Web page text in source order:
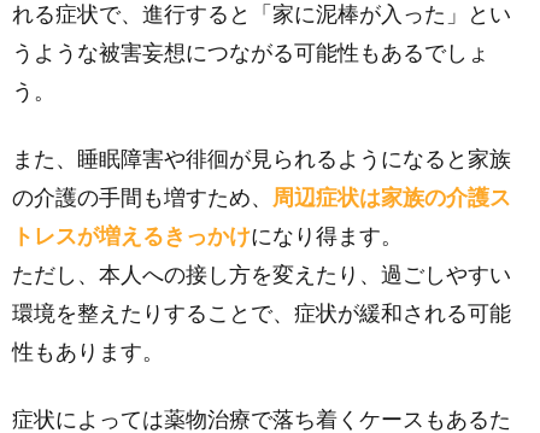
れる症状で、進行すると「家に泥棒が入った」とい
うような被害妄想につながる可能性もあるでしょ
う。
また、睡眠障害や徘徊が見られるようになると家族
の介護の手間も増すため、 周辺症状は家族の介護ス
トレスが増えるきっかけになり得ます。
ただし、本人への接し方を変えたり、過ごしやすい
環境を整えたりすることで、症状が緩和される可能
性もあります。
症状によっては薬物治療で落ち着くケースもあるた